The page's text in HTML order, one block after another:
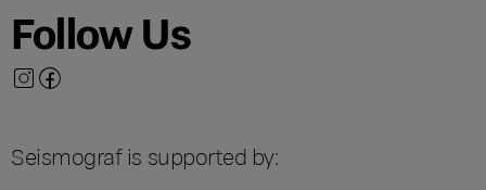
Follow Us
Seismograf is supported by: